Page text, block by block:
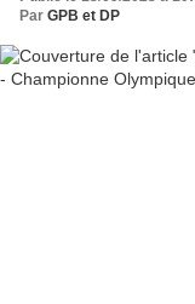
Par GPB et DP